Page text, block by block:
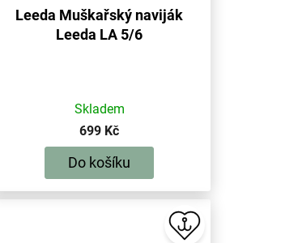
Leeda Muškařský naviják
Leeda LA 5/6
Skladem
699 Kč
Do košíku